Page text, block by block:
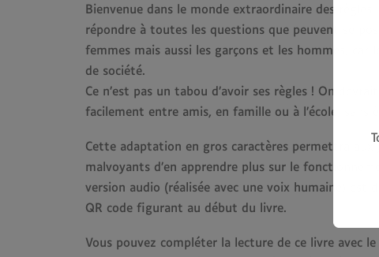
Bienvenue dans le monde extraordinaire des règles
répondre à toutes les questions que peuvent se
femmes mais aussi les garçons et les hommes, car
de société.
Ce n’est pas un tabou d’avoir ses règles ! On
facilement entre amis, en famille ou à l’école, sans
Cette adaptation en gros caractères permettra aux
malvoyants d’en apprendre plus sur le
version audio (réalisée avec une voix humaine) est
QR code figurant au début du livre.
Vous pouvez compléter la lecture de ce livre avec